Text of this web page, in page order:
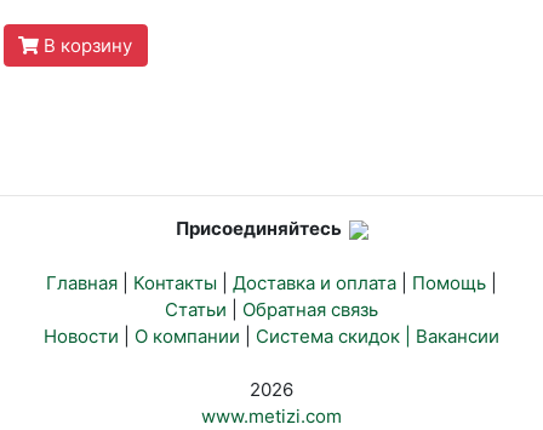
В корзину
Присоединяйтесь
Главная Контакты Доставка и оплата Помощь
Статьи
Обратная связь
Новости
О компании Система скидок | Вакансии
2026
www.metizi.com